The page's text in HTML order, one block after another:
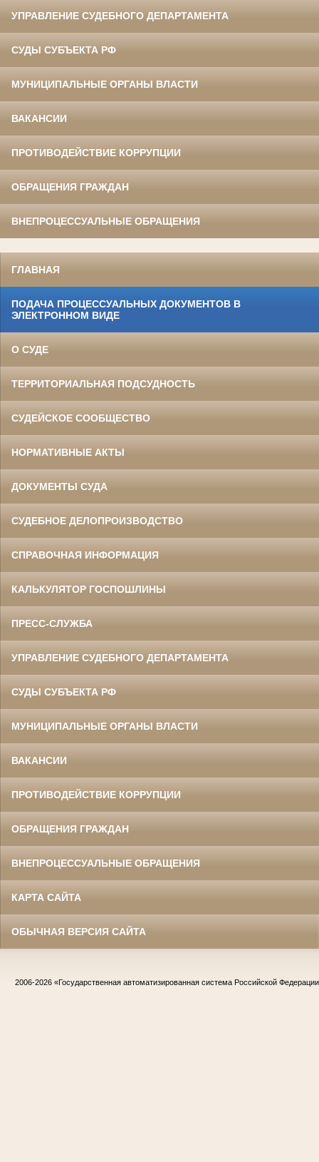
УПРАВЛЕНИЕ СУДЕБНОГО ДЕПАРТАМЕНТА
СУДЫ СУБЪЕКТА РФ
МУНИЦИПАЛЬНЫЕ ОРГАНЫ ВЛАСТИ
ВАКАНСИИ
ПРОТИВОДЕЙСТВИЕ КОРРУПЦИИ
ОБРАЩЕНИЯ ГРАЖДАН
ВНЕПРОЦЕССУАЛЬНЫЕ ОБРАЩЕНИЯ
ГЛАВНАЯ
ПОДАЧА ПРОЦЕССУАЛЬНЫХ ДОКУМЕНТОВ В
ЭЛЕКТРОННОМ ВИДЕ
О СУДЕ
ТЕРРИТОРИАЛЬНАЯ ПОДСУДНОСТЬ
СУДЕЙСКОЕ СООБЩЕСТВО
НОРМАТИВНЫЕ АКТЫ
ДОКУМЕНТЫ СУДА
СУДЕБНОЕ ДЕЛОПРОИЗВОДСТВО
СПРАВОЧНАЯ ИНФОРМАЦИЯ
КАЛЬКУЛЯТОР ГОСПОШЛИНЫ
ПРЕСС-СЛУЖБА
УПРАВЛЕНИЕ СУДЕБНОГО ДЕПАРТАМЕНТА
СУДЫ СУБЪЕКТА РФ
МУНИЦИПАЛЬНЫЕ ОРГАНЫ ВЛАСТИ
ВАКАНСИИ
ПРОТИВОДЕЙСТВИЕ КОРРУПЦИИ
ОБРАЩЕНИЯ ГРАЖДАН
ВНЕПРОЦЕССУАЛЬНЫЕ ОБРАЩЕНИЯ
КАРТА САЙТА
ОБЫЧНАЯ ВЕРСИЯ САЙТА
2006-2026 «Государственная автоматизированная система Российской